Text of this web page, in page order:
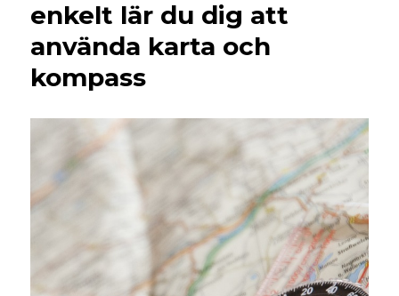
enkelt lär du dig att
använda karta och
kompass